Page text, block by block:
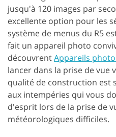
jusqu'à 120 images par
excellente option pour les
système de menus du R5
fait un appareil photo
découvrentAppareils
lancer dans la prise de vue
qualité de construction est
aux intempéries qui vous
d'esprit lors de la prise de
météorologiques difficiles.